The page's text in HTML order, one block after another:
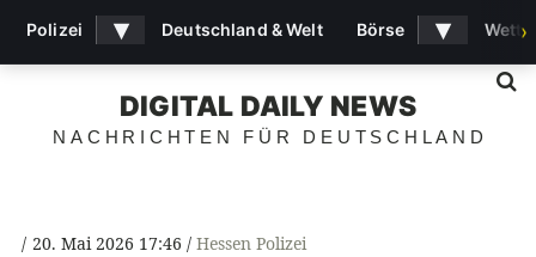
DIGITAL DAILY NEWS
NACHRICHTEN FÜR DEUTSCHLAND
20. Mai 2026 17:46 Hessen Polizei
Polizei ▾ Deutschland & Welt Börse ▾ ›